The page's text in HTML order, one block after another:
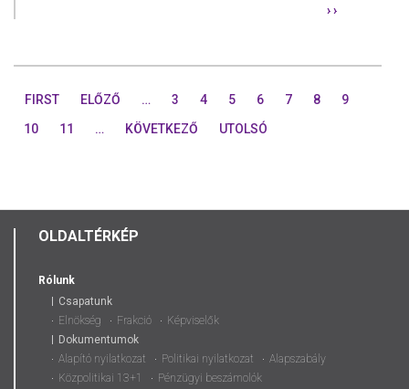
› ›
HORVÁTH
IS
FIRST ELŐZŐ … 3 4 5 6 7 8
9
10
11 … KÖVETKEZŐ UTOLSÓ
OLDALTÉRKÉP
Rólunk
Csapatunk
Elnökség
Frakció
Képviselők
Dokumentumok
Alapító nyilatkozat
Politikai nyilatkozat
Alapszabály
Közpolitikai 13+1
Pénzügyi beszámolók